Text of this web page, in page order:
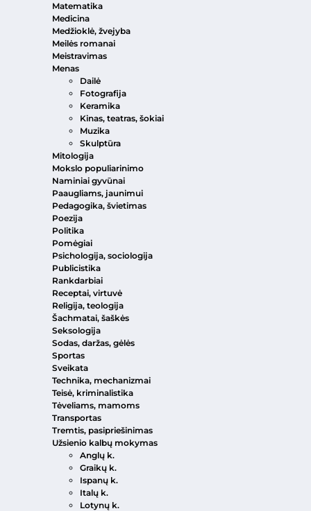
Matematika
Medicina
Medžioklė, žvejyba
Meilės romanai
Meistravimas
Menas
Dailė
Fotografija
Keramika
Kinas, teatras, šokiai
Muzika
Skulptūra
Mitologija
Mokslo populiarinimo
Naminiai gyvūnai
Paaugliams, jaunimui
Pedagogika, švietimas
Poezija
Politika
Pomėgiai
Psichologija, sociologija
Publicistika
Rankdarbiai
Receptai, virtuvė
Religija, teologija
Šachmatai, šaškės
Seksologija
Sodas, daržas, gėlės
Sportas
Sveikata
Technika, mechanizmai
Teisė, kriminalistika
Tėveliams, mamoms
Transportas
Tremtis, pasipriešinimas
Užsienio kalbų mokymas
Anglų k.
Graikų k.
Ispanų k.
Italų k.
Lotynų k.